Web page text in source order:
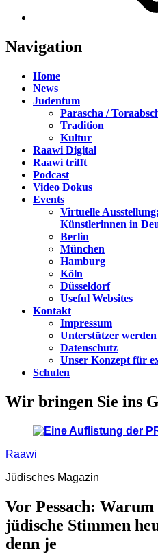
Navigation
Home
News
Judentum
Parascha /
Tradition
Kultur
Raawi Digital
Raawi trifft
Podcast
Video Dokus
Events
Virtuelle
Künstlerinnen in
Berlin
München
Hamburg
Köln
Düsseldorf
Useful Websites
Kontakt
Impressum
Unterstützer werden
Datenschutz
Unser Konzept für
Schulen
Wir bringen Sie ins
Raawi
Jüdisches Magazin
Vor Pessach: Warum
jüdische Stimmen
denn je